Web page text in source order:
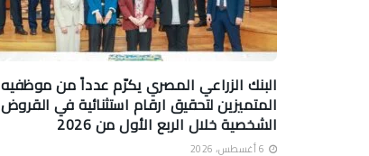
البنك الزراعي المصري يكرّم عدداً من موظفيه
المتميزين لتحقيق ارقام استثنائية في القروض
الشخصية خلال الربع الأول من 2026